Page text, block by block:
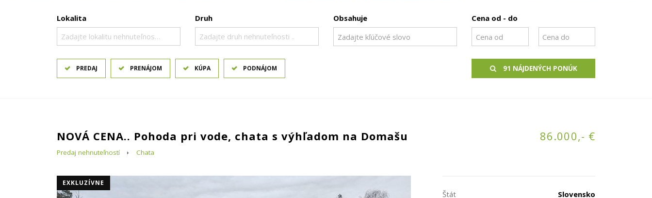
Lokalita
Zadajte lokalitu nehnuteľnosti ..
Druh
Zadajte druh nehnuteľnosti ..
Obsahuje Cena od - do
PREDAJ PRENÁJOM KÚPA PODNÁJOM 91 NÁJDENÝCH PONÚK
NOVÁ CENA.. Pohoda pri vode, chata s výhľadom na Domašu 86.000,- €
Predaj nehnuteľností Chata
EXKLUZÍVNE
Štát
Slovensko